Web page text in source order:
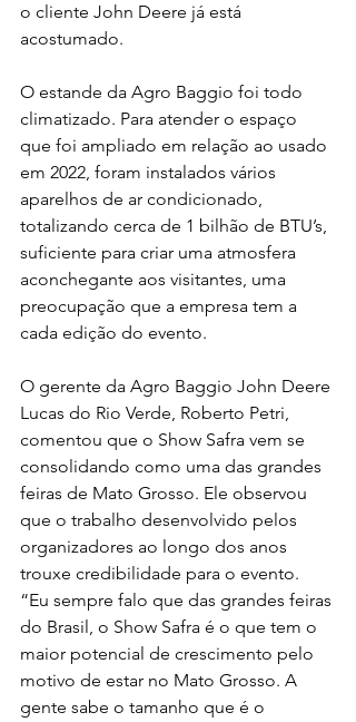
o cliente John Deere já está
acostumado.
O estande da Agro Baggio foi todo
climatizado. Para atender o espaço
que foi ampliado em relação ao usado
em 2022, foram instalados vários
aparelhos de ar condicionado,
totalizando cerca de 1 bilhão de BTU’s,
suficiente para criar uma atmosfera
aconchegante aos visitantes, uma
preocupação que a empresa tem a
cada edição do evento.
O gerente da Agro Baggio John Deere
Lucas do Rio Verde, Roberto Petri,
comentou que o Show Safra vem se
consolidando como uma das grandes
feiras de Mato Grosso. Ele observou
que o trabalho desenvolvido pelos
organizadores ao longo dos anos
trouxe credibilidade para o evento.
“Eu sempre falo que das grandes feiras
do Brasil, o Show Safra é o que tem o
maior potencial de crescimento pelo
motivo de estar no Mato Grosso. A
gente sabe o tamanho que é o